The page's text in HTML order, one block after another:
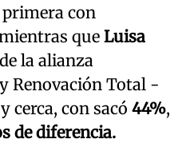
con
que Luisa
la alianza
Renovación Total -
cerca, con sacó 44%,
de diferencia.